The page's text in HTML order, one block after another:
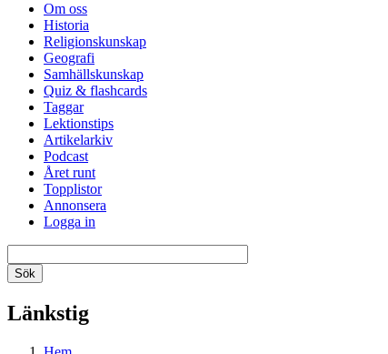
Om oss
Historia
Religionskunskap
Geografi
Samhällskunskap
Quiz & flashcards
Taggar
Lektionstips
Artikelarkiv
Podcast
Året runt
Topplistor
Annonsera
Logga in
Länkstig